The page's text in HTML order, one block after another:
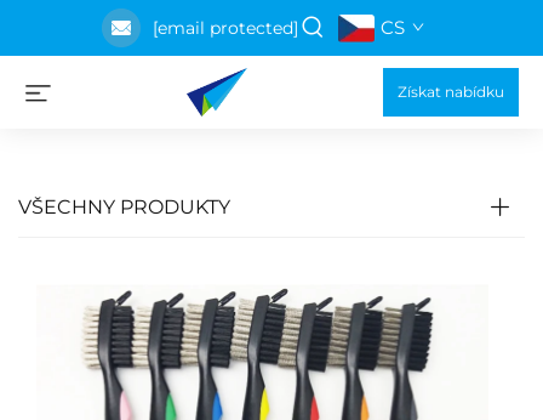
[email protected] CS
Získat nabídku
VŠECHNY PRODUKTY